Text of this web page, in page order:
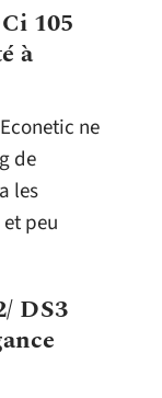
105
à
ne
de
les
peu
DS3